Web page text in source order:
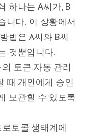
하나는 A씨가, B
니다. 이 상황에서
법은 A씨와 B씨
것뿐입니다.
토큰 자동 관리
때 개인에게 승인
보관할 수 있도록
토콜 생태계에